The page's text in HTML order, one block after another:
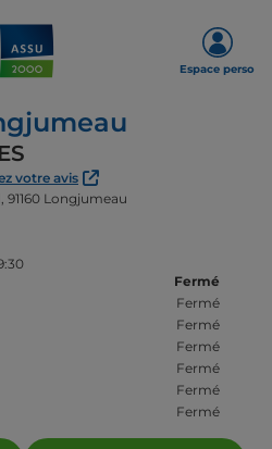
Espace perso
votre avis
91160 Longjumeau
Fermé
Fermé
Fermé
Fermé
Fermé
Fermé
Fermé